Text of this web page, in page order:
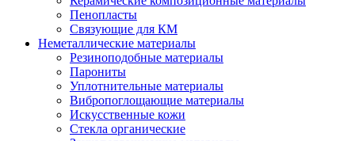
Пенопласты
Связующие для КМ
Неметаллические материалы
Резиноподобные материалы
Парониты
Уплотнительные материалы
Вибропоглощающие материалы
Искусственные кожи
Стекла органические